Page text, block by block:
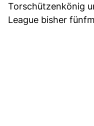
Torschützenkönig
League bisher